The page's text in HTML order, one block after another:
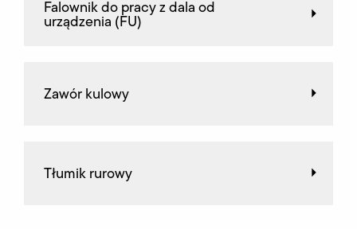
Falownik do pracy z dala od
urządzenia (FU)
Zawór kulowy
Tłumik rurowy